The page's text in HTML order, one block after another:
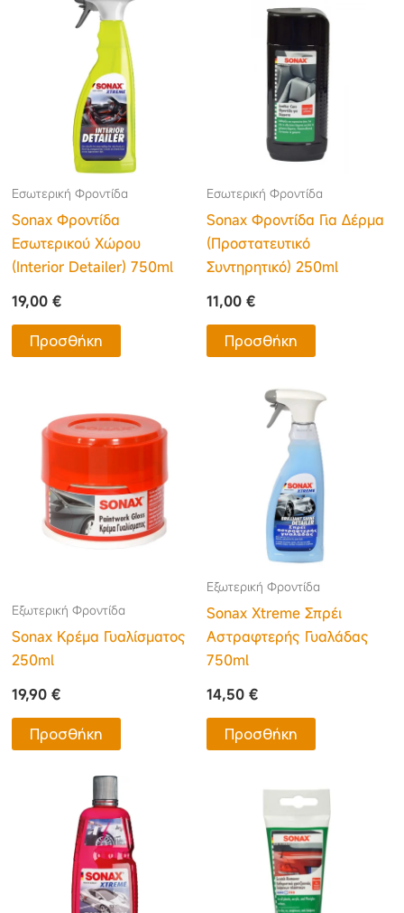
Εσωτερική Φροντίδα
Sonax Φροντίδα
Εσωτερικού Χώρου
(Interior Detailer) 750ml
19,00€
Προσθήκη
Εσωτερική Φροντίδα
Sonax Φροντίδα Για Δέρμα
(Προστατευτικό
Συντηρητικό) 250ml
11,00 €
Προσθήκη
Εξωτερική Φροντίδα
Sonax Κρέμα Γυαλίσματος
250ml
19,90€
Προσθήκη
Εξωτερική Φροντίδα
Sonax Xtreme Σπρέι
Αστραφτερής Γυαλάδας
750ml
14,50 €
Προσθήκη